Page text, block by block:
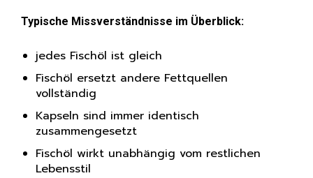
Typische Missverständnisse im Überblick:
jedes Fischöl ist gleich
Fischöl ersetzt andere Fettquellen
vollständig
Kapseln sind immer identisch
zusammengesetzt
Fischöl wirkt unabhängig vom restlichen
Lebensstil